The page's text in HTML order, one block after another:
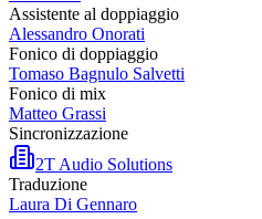
Assistente al doppiaggio
Alessandro Onorati
Fonico di doppiaggio
Tomaso Bagnulo Salvetti
Fonico di mix
Matteo Grassi
Sincronizzazione
2T Audio Solutions
Traduzione
Laura Di Gennaro